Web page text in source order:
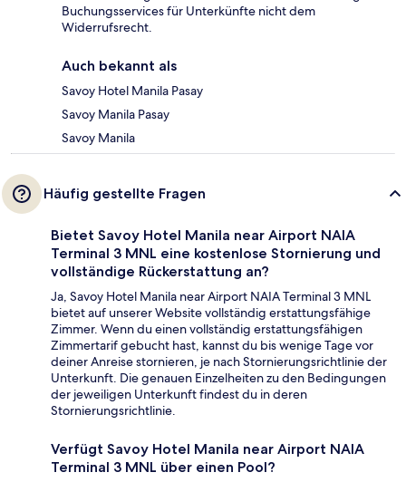
Buchungsservices für Unterkünfte nicht dem
Widerrufsrecht.
Auch bekannt als
Savoy Hotel Manila Pasay
Savoy Manila Pasay
Savoy Manila
Häufig gestellte Fragen
Bietet Savoy Hotel Manila near Airport NAIA
Terminal 3 MNL eine kostenlose Stornierung und
vollständige Rückerstattung an?
Ja, Savoy Hotel Manila near Airport NAIA Terminal 3 MNL
bietet auf unserer Website vollständig erstattungsfähige
Zimmer. Wenn du einen vollständig erstattungsfähigen
Zimmertarif gebucht hast, kannst du bis wenige Tage vor
deiner Anreise stornieren, je nach Stornierungsrichtlinie der
Unterkunft. Die genauen Einzelheiten zu den Bedingungen
der jeweiligen Unterkunft findest du in deren
Stornierungsrichtlinie.
Verfügt Savoy Hotel Manila near Airport NAIA
Terminal 3 MNL über einen Pool?